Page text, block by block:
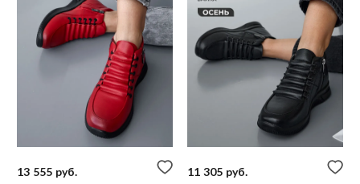
Екатеринбург
Железногорск
Красногорск
Краснодар
Красноярск
Курск
13 555 руб. 11 305 руб.
Продолжить покупки